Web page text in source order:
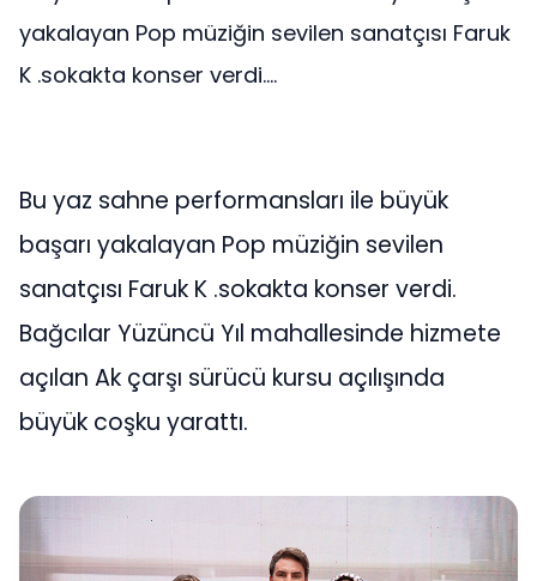
yakalayan Pop müziğin sevilen sanatçısı Faruk
K .sokakta konser verdi....
Bu yaz sahne performansları ile büyük
başarı yakalayan Pop müziğin sevilen
sanatçısı Faruk K .sokakta konser verdi.
Bağcılar Yüzüncü Yıl mahallesinde hizmete
açılan Ak çarşı sürücü kursu açılışında
büyük coşku yarattı.